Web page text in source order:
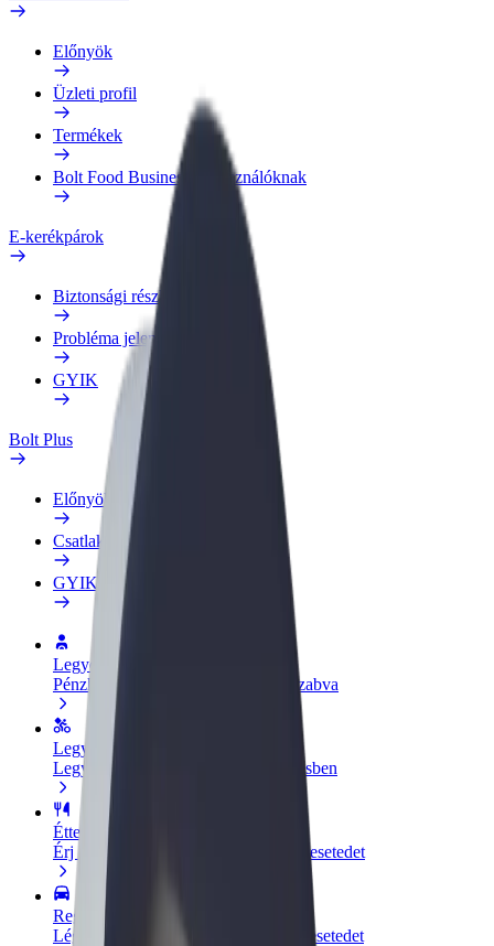
Előnyök
Üzleti profil
Termékek
Bolt Food Business felhasználóknak
E-kerékpárok
Biztonsági részleg
Probléma jelentése
GYIK
Bolt Plus
Előnyök
Csatlakozás
GYIK
Legyél sofőr
Pénzkereseti lehetőség igényeidre szabva
Legyél futár
Legyél futár és részesülj heti kifizetésben
Étterem vagy üzlet hozzáadása
Érj el több felhasználót és növeld keresetedet
Regisztrálj flottatulajdonosként
Légy Bolt flottapartner és növeld keresetedet